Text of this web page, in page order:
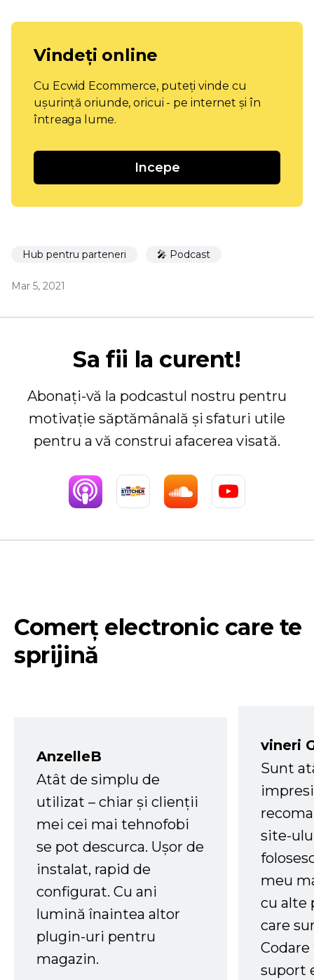
Vindeți online
Cu Ecwid Ecommerce, puteți vinde cu
ușurință oriunde, oricui - pe internet și în
întreaga lume.
Incepe
Hub pentru parteneri 🎤 Podcast
Mar 5, 2021
Sa fii la curent!
Abonați-vă la podcastul nostru pentru
motivație săptămânală și sfaturi utile
pentru a vă construi afacerea visată.
Comerț electronic care te
sprijină
AnzelleB
Atât de simplu de
utilizat – chiar și clienții
mei cei mai tehnofobi
se pot descurca. Ușor de
instalat, rapid de
configurat. Cu ani
lumină înaintea altor
plugin-uri pentru
magazin.
vineri
Sunt
site-
meu
cu alte
care
suport